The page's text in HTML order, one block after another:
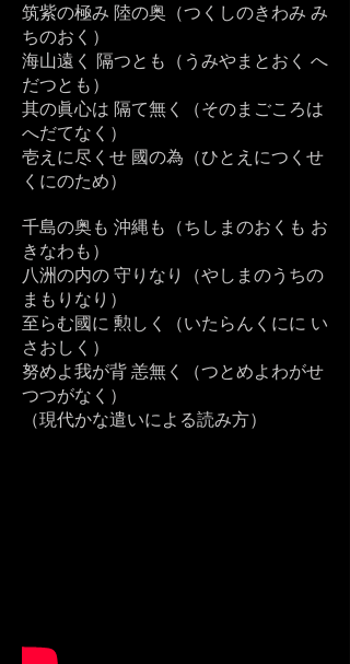
筑紫の極み 陸の奥（つくしのきわみ み
ちのおく）
海山遠く 隔つとも（うみやまとおく へ
だつとも）
其の眞心は 隔て無く（そのまごころは
へだてなく）
壱えに尽くせ 國の為（ひとえにつくせ
くにのため）
千島の奥も 沖縄も（ちしまのおくも お
きなわも）
八洲の内の 守りなり（やしまのうちの
まもりなり）
至らむ國に 勲しく（いたらんくにに い
さおしく）
努めよ我が背 恙無く（つとめよわがせ
つつがなく）
（現代かな遣いによる読み方）